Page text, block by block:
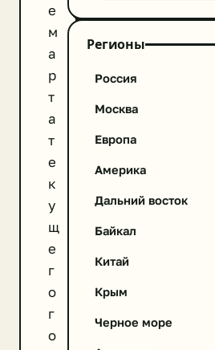
е
м
а
р
т
а
т
е
к
у
щ
е
г
о
г
о
Регионы
Россия
Москва
Европа
Америка
Дальний восток
Байкал
Китай
Крым
Черное море